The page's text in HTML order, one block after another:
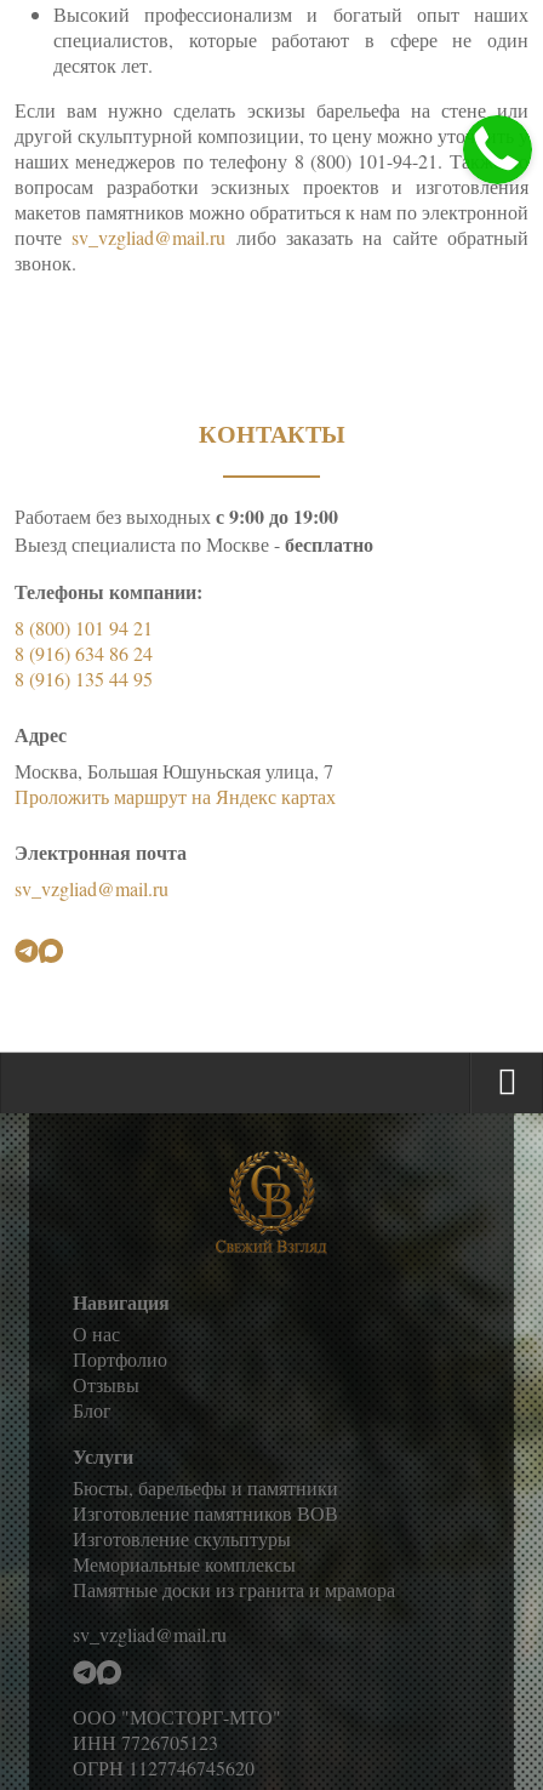
Высокий профессионализм и богатый опыт наших
специалистов, которые работают в сфере не один
десяток лет.
Если вам нужно сделать эскизы барельефа на стене или
другой скульптурной композиции, то цену можно уточнить у
наших менеджеров по телефону 8 (800) 101-94-21. Также по
вопросам разработки эскизных проектов и изготовления
макетов памятников можно обратиться к нам по электронной
почтеsv_vzgliad@mail.ru либо заказать на сайте обратный
звонок.
КОНТАКТЫ
Работаем без выходныхс 9:00 до 19:00
Выезд специалиста по Москве -бесплатно
Телефоны компании:
8 (800) 101 94 21
8 (916) 634 86 24
8 (916) 135 44 95
Адрес
Москва, Большая Юшуньская улица, 7
Проложить маршрут на Яндекс картах
Электронная почта
sv_vzgliad@mail.ru
Навигация
О нас
Портфолио
Отзывы
Блог
Услуги
Бюсты, барельефы и памятники
Изготовление памятников ВОВ
Изготовление скульптуры
Мемориальные комплексы
Памятные доски из гранита и мрамора
sv_vzgliad@mail.ru
ООО "МОСТОРГ-МТО"
ИНН 7726705123
ОГРН 1127746745620